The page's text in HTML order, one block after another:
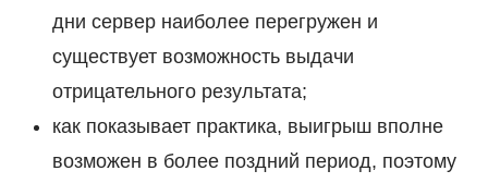
дни сервер наиболее перегружен и
существует возможность выдачи
отрицательного результата;
как показывает практика, выигрыш вполне
возможен в более поздний период, поэтому